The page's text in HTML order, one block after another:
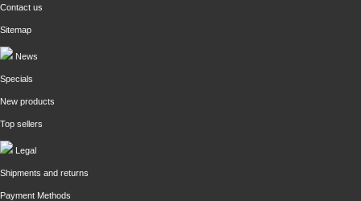
Contact us
Sitemap
News
Specials
New products
Top sellers
Legal
Shipments and returns
Payment Methods